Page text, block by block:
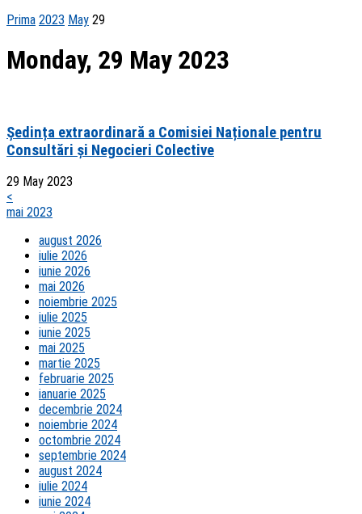
Prima 2023 May 29
Monday, 29 May 2023
Ședința extraordinară a Comisiei Naționale pentru
Consultări și Negocieri Colective
29 May 2023
<
mai 2023
august 2026
iulie 2026
iunie 2026
mai 2026
noiembrie 2025
iulie 2025
iunie 2025
mai 2025
martie 2025
februarie 2025
ianuarie 2025
decembrie 2024
noiembrie 2024
octombrie 2024
septembrie 2024
august 2024
iulie 2024
iunie 2024